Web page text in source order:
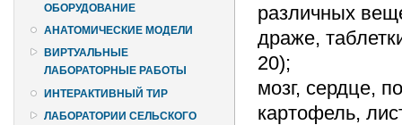
ОБОРУДОВАНИЕ
АНАТОМИЧЕСКИЕ МОДЕЛИ
ВИРТУАЛЬНЫЕ
ЛАБОРАТОРНЫЕ РАБОТЫ
ИНТЕРАКТИВНЫЙ ТИР
ЛАБОРАТОРИИ СЕЛЬСКОГО
различных
драже,
20);
мозг, сердце,
картофель,